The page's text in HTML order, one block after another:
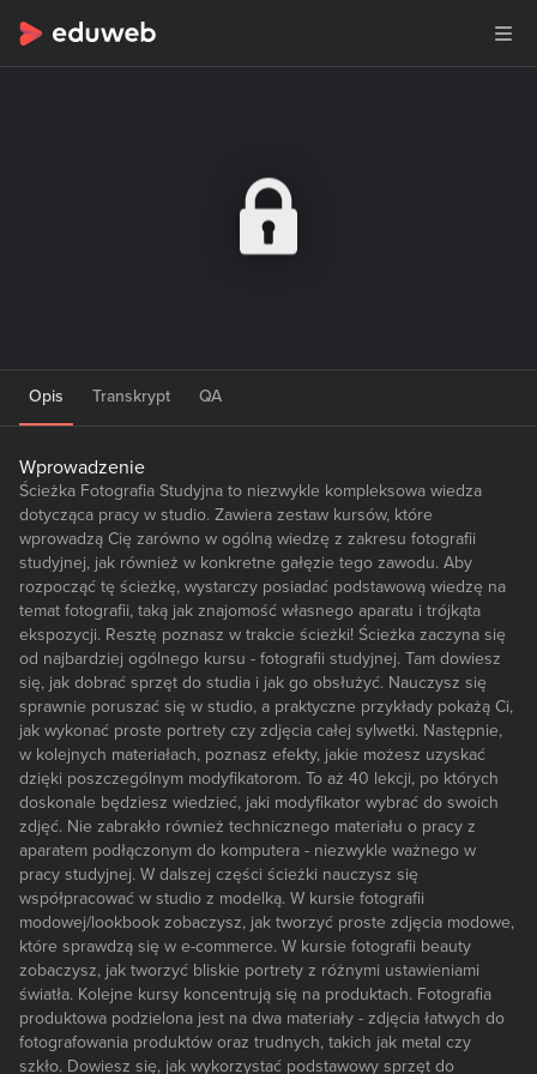
Opis Transkrypt QA
Wprowadzenie
Ścieżka Fotografia Studyjna to niezwykle kompleksowa wiedza
dotycząca pracy w studio. Zawiera zestaw kursów, które
wprowadzą Cię zarówno w ogólną wiedzę z zakresu fotografii
studyjnej, jak również w konkretne gałęzie tego zawodu. Aby
rozpocząć tę ścieżkę, wystarczy posiadać podstawową wiedzę na
temat fotografii, taką jak znajomość własnego aparatu i trójkąta
ekspozycji. Resztę poznasz w trakcie ścieżki! Ścieżka zaczyna się
od najbardziej ogólnego kursu - fotografii studyjnej. Tam dowiesz
się, jak dobrać sprzęt do studia i jak go obsłużyć. Nauczysz się
sprawnie poruszać się w studio, a praktyczne przykłady pokażą Ci,
jak wykonać proste portrety czy zdjęcia całej sylwetki. Następnie,
w kolejnych materiałach, poznasz efekty, jakie możesz uzyskać
dzięki poszczególnym modyfikatorom. To aż 40 lekcji, po których
doskonale będziesz wiedzieć, jaki modyfikator wybrać do swoich
zdjęć. Nie zabrakło również technicznego materiału o pracy z
aparatem podłączonym do komputera - niezwykle ważnego w
pracy studyjnej. W dalszej części ścieżki nauczysz się
współpracować w studio z modelką. W kursie fotografii
modowej/lookbook zobaczysz, jak tworzyć proste zdjęcia modowe,
które sprawdzą się w e-commerce. W kursie fotografii beauty
zobaczysz, jak tworzyć bliskie portrety z różnymi ustawieniami
światła. Kolejne kursy koncentrują się na produktach. Fotografia
produktowa podzielona jest na dwa materiały - zdjęcia łatwych do
fotografowania produktów oraz trudnych, takich jak metal czy
szkło. Dowiesz się, jak wykorzystać podstawowy sprzęt do